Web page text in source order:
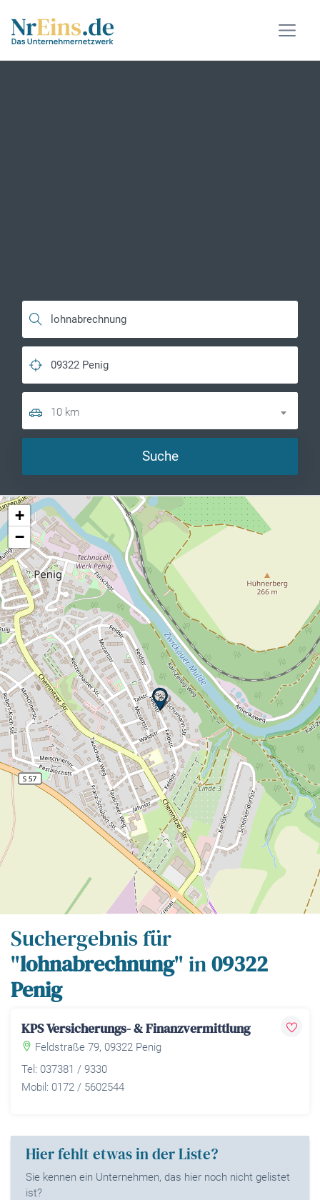
10 km
Suche
+
−
Suchergebnis für
"lohnabrechnung" in09322
Penig
KPS Versicherungs- & Finanzvermittlung
Feldstraße 79, 09322 Penig
Tel: 037381 / 9330
Mobil: 0172 / 5602544
Hier fehlt etwas in der Liste?
Sie kennen ein Unternehmen, das hier noch nicht gelistet
ist?